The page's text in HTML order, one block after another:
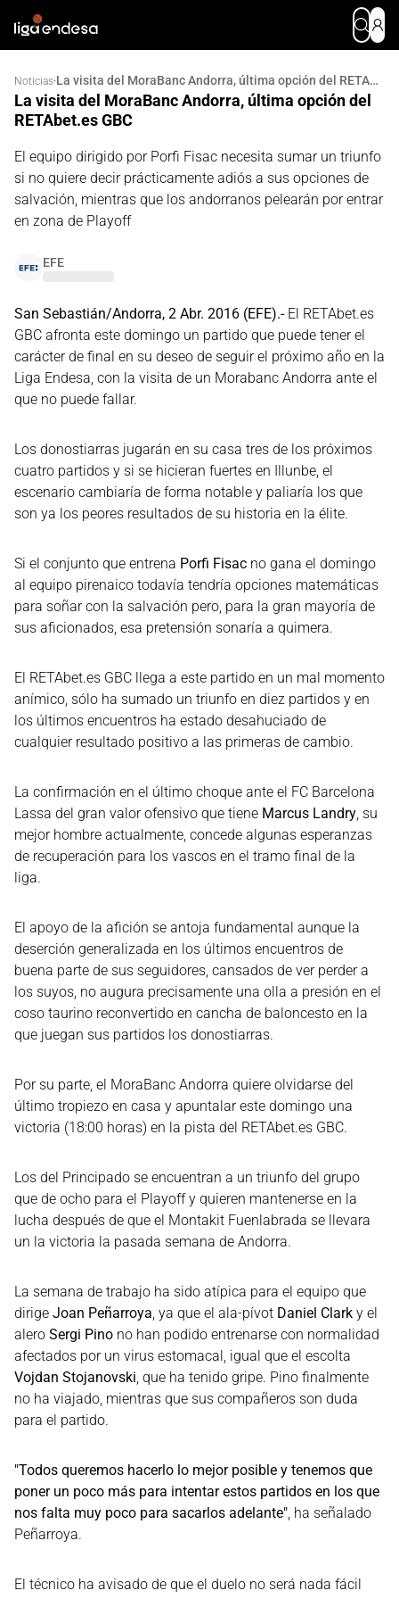
Noticias· La visita del MoraBanc Andorra, última opción del RETAbet.es GBC
La visita del MoraBanc Andorra, última opción del
RETAbet.es GBC
El equipo dirigido por Porfi Fisac necesita sumar un triunfo
si no quiere decir prácticamente adiós a sus opciones de
salvación, mientras que los andorranos pelearán por entrar
en zona de Playoff
EFE
San Sebastián/Andorra, 2 Abr. 2016 (EFE).-El RETAbet.es
GBC afronta este domingo un partido que puede tener el
carácter de final en su deseo de seguir el próximo año en la
Liga Endesa, con la visita de un Morabanc Andorra ante el
que no puede fallar.
Los donostiarras jugarán en su casa tres de los próximos
cuatro partidos y si se hicieran fuertes en Illunbe, el
escenario cambiaría de forma notable y paliaría los que
son ya los peores resultados de su historia en la élite.
Si el conjunto que entrena Porfi Fisac no gana el domingo
al equipo pirenaico todavía tendría opciones matemáticas
para soñar con la salvación pero, para la gran mayoría de
sus aficionados, esa pretensión sonaría a quimera.
El RETAbet.es GBC llega a este partido en un mal momento
anímico, sólo ha sumado un triunfo en diez partidos y en
los últimos encuentros ha estado desahuciado de
cualquier resultado positivo a las primeras de cambio.
La confirmación en el último choque ante el FC Barcelona
Lassa del gran valor ofensivo que tiene Marcus Landry, su
mejor hombre actualmente, concede algunas esperanzas
de recuperación para los vascos en el tramo final de la
liga.
El apoyo de la afición se antoja fundamental aunque la
deserción generalizada en los últimos encuentros de
buena parte de sus seguidores, cansados de ver perder a
los suyos, no augura precisamente una olla a presión en el
coso taurino reconvertido en cancha de baloncesto en la
que juegan sus partidos los donostiarras.
Por su parte, el MoraBanc Andorra quiere olvidarse del
último tropiezo en casa y apuntalar este domingo una
victoria (18:00 horas) en la pista del RETAbet.es GBC.
Los del Principado se encuentran a un triunfo del grupo
que de ocho para el Playoff y quieren mantenerse en la
lucha después de que el Montakit Fuenlabrada se llevara
un la victoria la pasada semana de Andorra.
La semana de trabajo ha sido atípica para el equipo que
dirige Joan Peñarroya, ya que el ala-pívot Daniel Clark y el
alero Sergi Pino no han podido entrenarse con normalidad
afectados por un virus estomacal, igual que el escolta
Vojdan Stojanovski, que ha tenido gripe. Pino finalmente
no ha viajado, mientras que sus compañeros son duda
para el partido.
"Todos queremos hacerlo lo mejor posible y tenemos que
poner un poco más para intentar estos partidos en los que
nos falta muy poco para sacarlos adelante", ha señalado
Peñarroya.
El técnico ha avisado de que el duelo no será nada fácil